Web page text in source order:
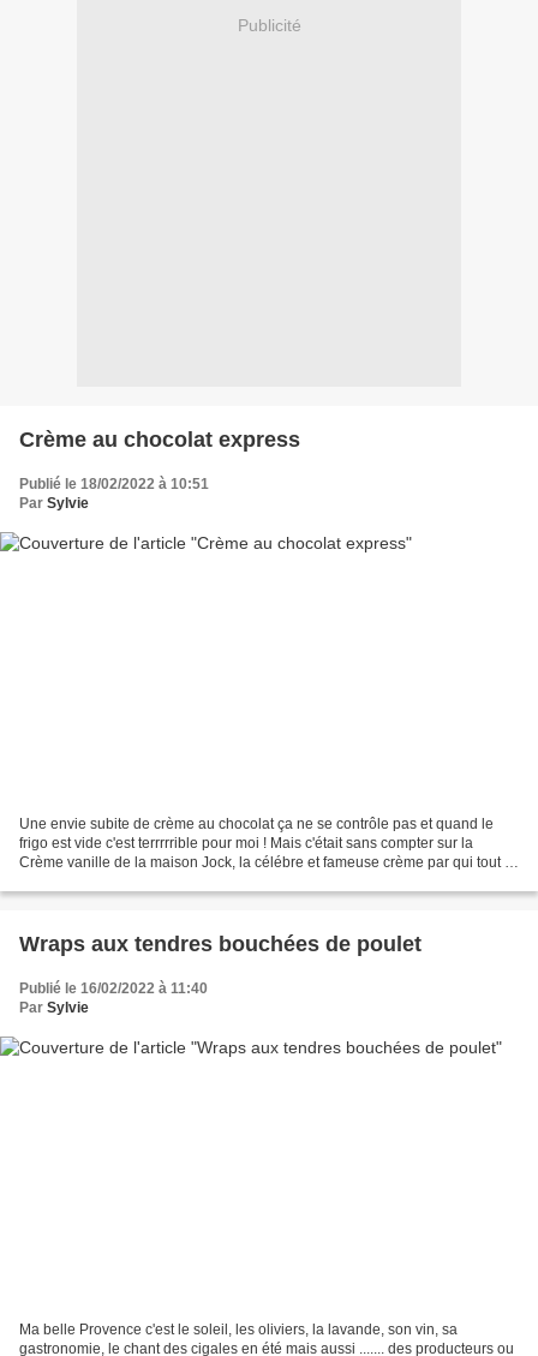
Publicité
Crème au chocolat express
Publié le 18/02/2022 à 10:51
Par Sylvie
Une envie subite de crème au chocolat ça ne se contrôle pas et quand le
frigo est vide c'est terrrrrible pour moi ! Mais c'était sans compter sur la
Crème vanille de la maison Jock, la célébre et fameuse crème par qui tout a
Wraps aux tendres bouchées de poulet
Publié le 16/02/2022 à 11:40
Par Sylvie
Ma belle Provence c'est le soleil, les oliviers, la lavande, son vin, sa
gastronomie, le chant des cigales en été mais aussi ....... des producteurs ou